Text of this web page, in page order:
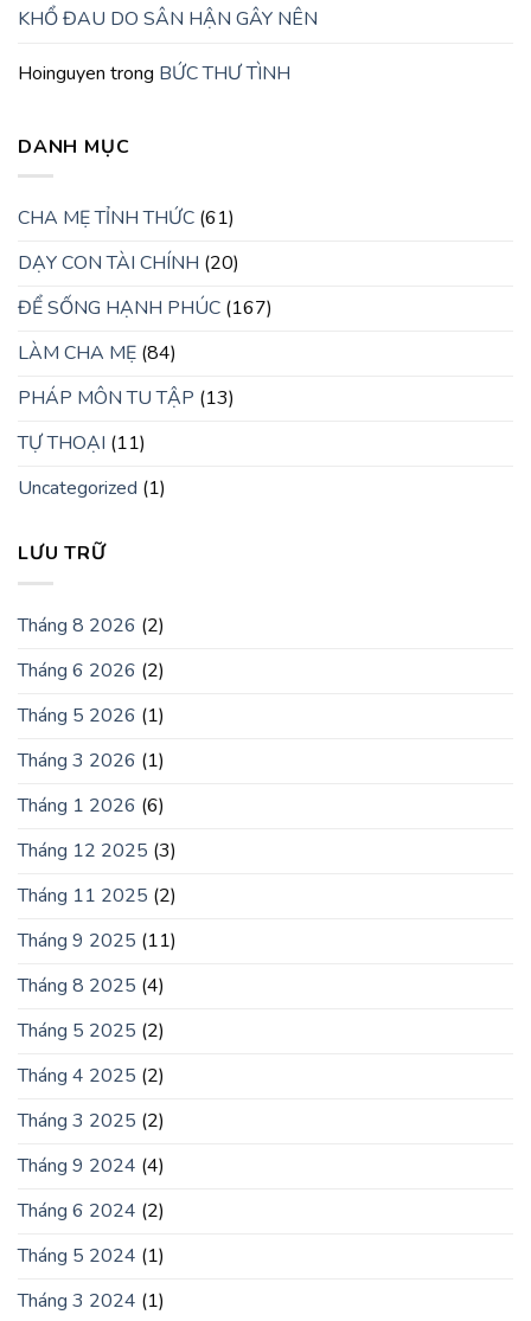
KHỔ ĐAU DO SÂN HẬN GÂY NÊN
Hoinguyen trong BỨC THƯ TÌNH
DANH MỤC
CHA MẸ TỈNH THỨC (61)
DẠY CON TÀI CHÍNH (20)
ĐỂ SỐNG HẠNH PHÚC (167)
LÀM CHA MẸ (84)
PHÁP MÔN TU TẬP (13)
TỰ THOẠI (11)
Uncategorized (1)
LƯU TRỮ
Tháng 8 2026 (2)
Tháng 6 2026 (2)
Tháng 5 2026 (1)
Tháng 3 2026 (1)
Tháng 1 2026 (6)
Tháng 12 2025 (3)
Tháng 11 2025 (2)
Tháng 9 2025 (11)
Tháng 8 2025 (4)
Tháng 5 2025 (2)
Tháng 4 2025 (2)
Tháng 3 2025 (2)
Tháng 9 2024 (4)
Tháng 6 2024 (2)
Tháng 5 2024 (1)
Tháng 3 2024 (1)